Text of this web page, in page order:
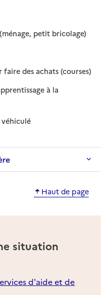
petit bricolage): disponible
: non
des achats (courses)
:
: non
à la
: disponible
: non disponible
Haut de page
situation
d'aide et de